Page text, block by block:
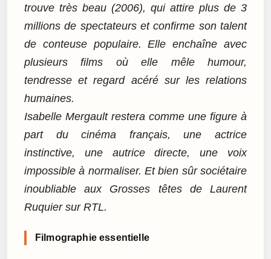
trouve très beau (2006), qui attire plus de 3
millions de spectateurs et confirme son talent
de conteuse populaire. Elle enchaîne avec
plusieurs films où elle mêle humour,
tendresse et regard acéré sur les relations
humaines.
Isabelle Mergault restera comme une figure à
part du cinéma français, une actrice
instinctive, une autrice directe, une voix
impossible à normaliser. Et bien sûr sociétaire
inoubliable aux Grosses têtes de Laurent
Ruquier sur RTL.
Filmographie essentielle